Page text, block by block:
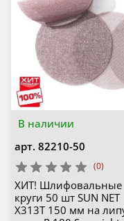
В наличии
арт. 82210-50
(0)
ХИТ! Шлифовальные
круги 50 шт SUN NET
X313T 150 мм на